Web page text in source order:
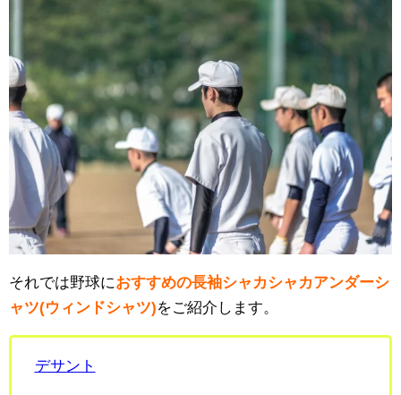
それでは野球に おすすめの長袖シャカシャカアンダーシ
ャツ(ウィンドシャツ)をご紹介します。
デサント